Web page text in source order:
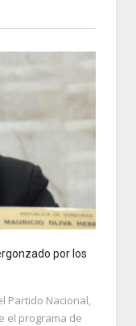
por los
Partido Nacional,
el programa de